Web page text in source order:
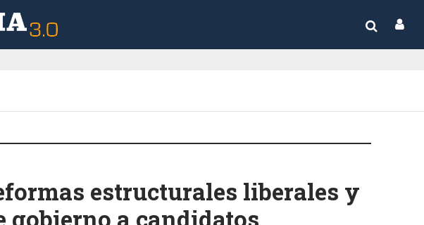
estructurales liberales y
gobierno a candidatos